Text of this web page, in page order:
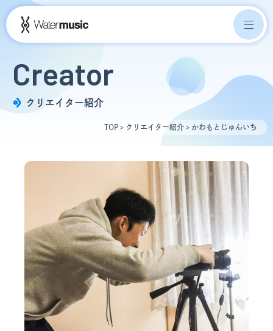
Creator
クリエイター紹介
TOP > クリエイター紹介 > かわもとじゅんいち